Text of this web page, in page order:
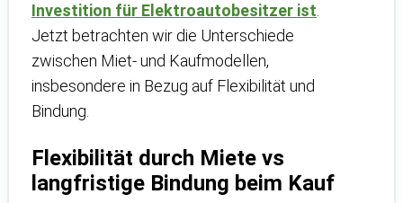
Investition für Elektroautobesitzer ist
Jetzt betrachten wir die Unterschiede
zwischen Miet- und Kaufmodellen,
insbesondere in Bezug auf Flexibilität und
Bindung.
Flexibilität durch Miete vs
langfristige Bindung beim Kauf